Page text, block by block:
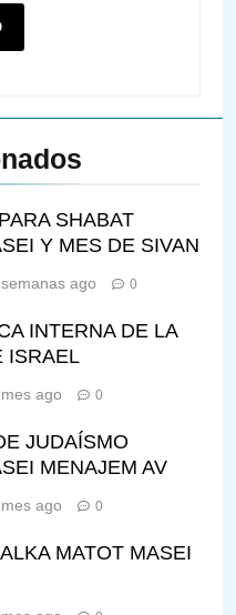
SHABAT
Y MES DE SIVAN
ago 0
INTERNA DE LA
ISRAEL
ago 0
JUDAÍSMO
MENAJEM AV
ago 0
MATOT MASEI